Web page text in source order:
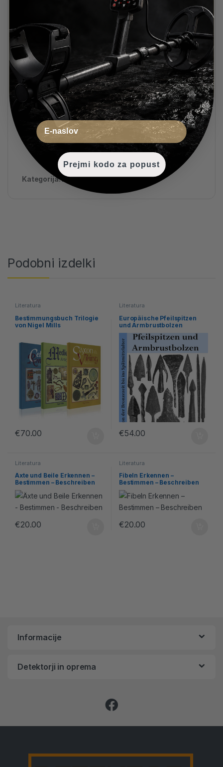
Carsten Rau
2022
561 str.
Kategorija:Literatura
Podobni izdelki
Literatura
Bestimmungsbuch Trilogie
von Nigel Mills
€70.00
Literatura
Europäische Pfeilspitzen
und Armbrustbolzen
€54.00
Literatura
Äxte und Beile Erkennen –
Bestimmen – Beschreiben
€20.00
Literatura
Fibeln Erkennen –
Bestimmen – Beschreiben
€20.00
Informacije
Detektorji in oprema
Email
Prejmi kodo za popust